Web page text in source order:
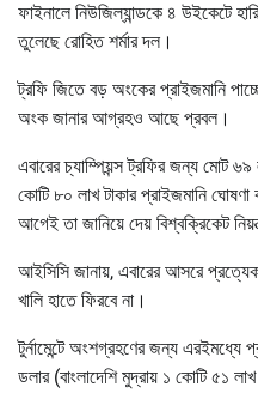
ফাইনালে নিউজিল্যান্ডকে ৪ উইকেটে
তুলেছে রোহিত শর্মার দল।
ট্রফি জিতে বড় অংকের প্রাইজমানি
অংক জানার আগ্রহও আছে প্রবল।
এবারের চ্যাম্পিয়ন্স ট্রফির জন্য মোট
কোটি ৮০ লাখ টাকার প্রাইজমানি
আগেই তা জানিয়ে দেয় বিশ্বক্রিকেট
আইসিসি জানায়, এবারের আসরে
খালি হাতে ফিরবে না।
টুর্নামেন্টে অংশগ্রহণের জন্য
ডলার (বাংলাদেশি মুদ্রায় ১ কোটি ৫১